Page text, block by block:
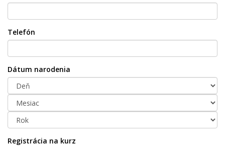
Telefón
Dátum narodenia
Registrácia na kurz